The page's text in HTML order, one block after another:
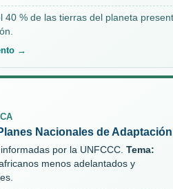
40 % de las tierras del planeta
→
Nacionales de Adaptación
por la UNFCCC. Tema:
menos adelantados y